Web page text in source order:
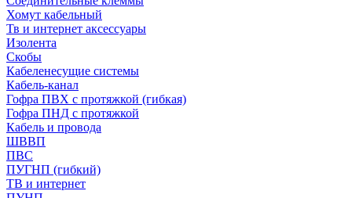
Хомут кабельный
Тв и интернет аксессуары
Изолента
Скобы
Кабеленесущие системы
Кабель-канал
Гофра ПВХ с протяжкой (гибкая)
Гофра ПНД с протяжкой
Кабель и провода
ШВВП
ПВС
ПУГНП (гибкий)
ТВ и интернет